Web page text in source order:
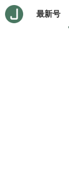
最新号